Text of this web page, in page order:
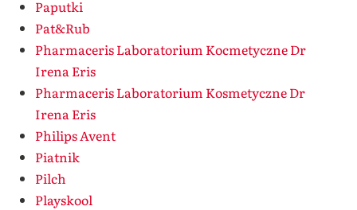
Paputki
Pat&Rub
Pharmaceris Laboratorium Kocmetyczne Dr
Irena Eris
Pharmaceris Laboratorium Kosmetyczne Dr
Irena Eris
Philips Avent
Piatnik
Pilch
Playskool